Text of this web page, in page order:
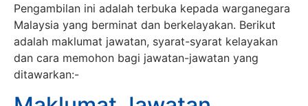
Pengambilan ini adalah terbuka kepada warganegara
Malaysia yang berminat dan berkelayakan. Berikut
adalah maklumat jawatan, syarat-syarat kelayakan
dan cara memohon bagi jawatan-jawatan yang
ditawarkan:-